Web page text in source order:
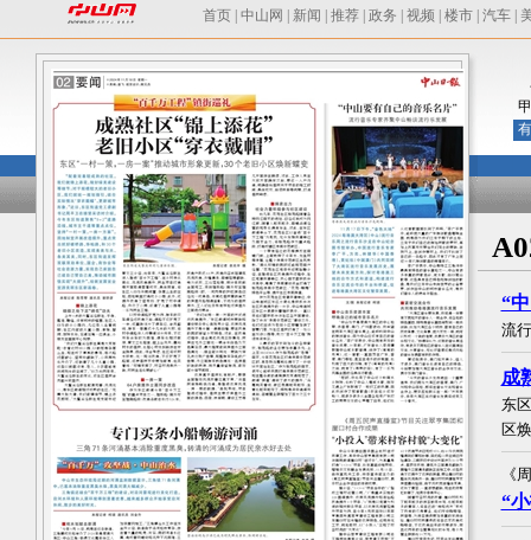
首页 中山网 新闻 推荐 政务 视频 楼市 汽车
“
流
成
东
区
《
“